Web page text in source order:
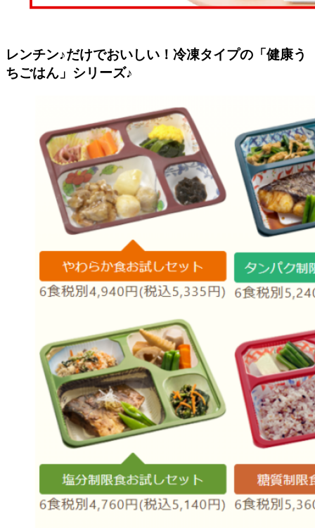
レンチン♪だけでおいしい！冷凍タイプの「健康う
ちごはん」シリーズ♪